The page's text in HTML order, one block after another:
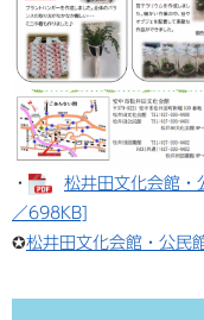
・
松井田文化会館
／698KB]
✪​松井田文化会館・公民